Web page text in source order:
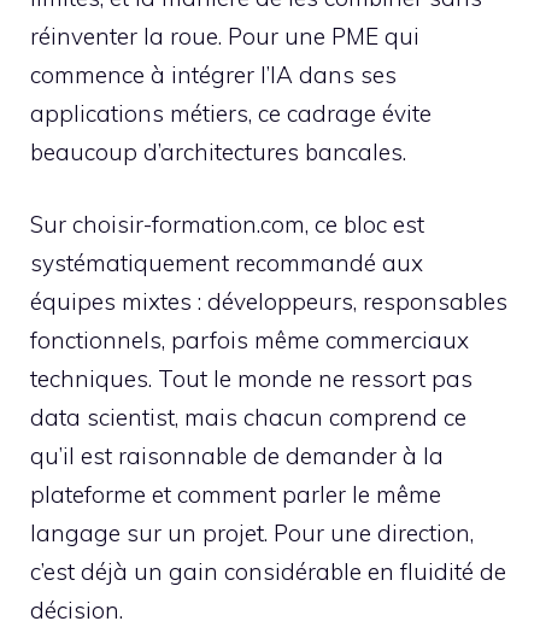
réinventer la roue. Pour une PME qui
commence à intégrer l’IA dans ses
applications métiers, ce cadrage évite
beaucoup d’architectures bancales.
Sur choisir-formation.com, ce bloc est
systématiquement recommandé aux
équipes mixtes : développeurs, responsables
fonctionnels, parfois même commerciaux
techniques. Tout le monde ne ressort pas
data scientist, mais chacun comprend ce
qu’il est raisonnable de demander à la
plateforme et comment parler le même
langage sur un projet. Pour une direction,
c’est déjà un gain considérable en fluidité de
décision.